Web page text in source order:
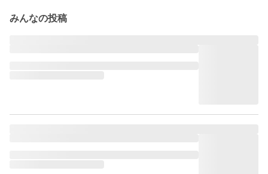
みんなの投稿